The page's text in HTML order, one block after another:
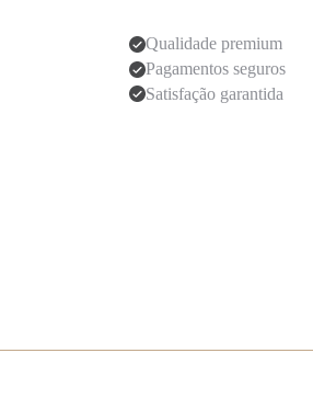
Qualidade premium
Pagamentos seguros
Satisfação garantida